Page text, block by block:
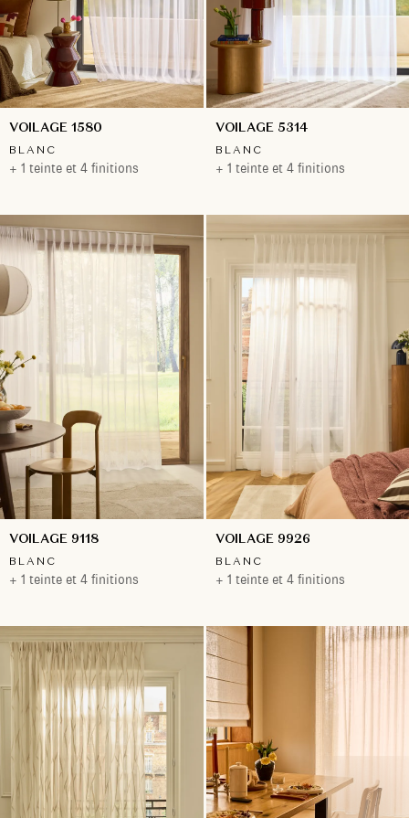
VOILAGE 1580
BLANC
+ 1 teinte et 4 finitions
VOILAGE 5314
BLANC
+ 1 teinte et 4 finitions
VOILAGE 9118
BLANC
+ 1 teinte et 4 finitions
VOILAGE 9926
BLANC
+ 1 teinte et 4 finitions